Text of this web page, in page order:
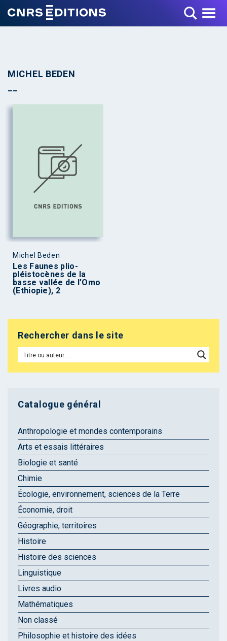
Toggle Menu
MICHEL BEDEN
Michel Beden
Les Faunes plio-
pléistocènes de la
basse vallée de l’Omo
(Ethiopie), 2
Rechercher dans le site
Catalogue général
Anthropologie et mondes contemporains
Arts et essais littéraires
Biologie et santé
Chimie
Écologie, environnement, sciences de la Terre
Économie, droit
Géographie, territoires
Histoire
Histoire des sciences
Linguistique
Livres audio
Mathématiques
Non classé
Philosophie et histoire des idées